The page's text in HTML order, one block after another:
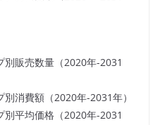
販売数量（2020年-2031
消費額（2020年-2031年）
平均価格（2020年-2031